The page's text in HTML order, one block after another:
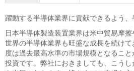
躍動する半導体業界に貢献できるよう
日本半導体製造装置業界は米中貿易摩
世界の半導体業界も旺盛な成長を続け
度は過去最高水準の市場規模となるこ
投資です。弊社におきましても、こう